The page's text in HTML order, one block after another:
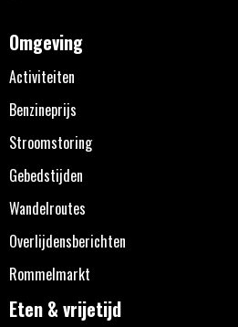
Omgeving
Activiteiten
Benzineprijs
Stroomstoring
Gebedstijden
Wandelroutes
Overlijdensberichten
Rommelmarkt
Eten & vrijetijd